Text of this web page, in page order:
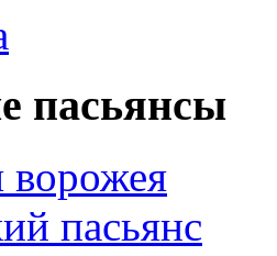
пасьянсы
ворожея
пасьянс